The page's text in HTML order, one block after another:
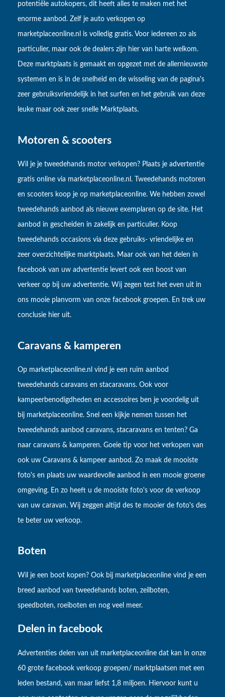
potentiële autokopers, dit heeft alles te maken met het
enorme aanbod. Zelf je auto verkopen op
marketplaceonline.nl is volledig gratis. Voor iedereen zo als
particulier, maar ook de dealers zijn hier van harte welkom.
Deze marktplaats is gemaakt en opgezet met de allernieuwste
systemen en is in de snelheid en de wisseling van de pagina's
zeer gebruiksvriendelijk in het surfen en het gebruik van deze
leuke maar ook zeer snelle Marktplaats.
Motoren & scooters
Wil je je tweedehands motor verkopen? Plaats je advertentie
gratis online via marketplaceonline.nl. Tweedehands motoren
en scooters koop je op marketplaceonline. We hebben zowel
tweedehands aanbod als nieuwe exemplaren op de site. Het
aanbod in gescheiden in zakelijk en particulier. Koop
tweedehands occasions via deze gebruiks- vriendelijke en
zeer overzichtelijke marktplaats. Maar ook van het delen in
facebook van uw advertentie levert ook een boost van
verkeer op bij uw advertentie. Wij zegen test het even uit in
ons mooie planvorm van onze facebook groepen. En trek uw
conclusie hier uit.
Caravans & kamperen
Op marketplaceonline.nl vind je een ruim aanbod
tweedehands caravans en stacaravans. Ook voor
kampeerbenodigdheden en accessoires ben je voordelig uit
bij marketplaceonline. Snel een kijkje nemen tussen het
tweedehands aanbod caravans, stacaravans en tenten? Ga
naar caravans & kamperen. Goeie tip voor het verkopen van
ook uw Caravans & kampeer aanbod. Zo maak de mooiste
foto's en plaats uw waardevolle aanbod in een mooie groene
omgeving. En zo heeft u de mooiste foto's voor de verkoop
van uw caravan. Wij zeggen altijd des te mooier de foto's des
te beter uw verkoop.
Boten
Wil je een boot kopen? Ook bij marketplaceonline vind je een
breed aanbod van tweedehands boten, zeilboten,
speedboten, roeiboten en nog veel meer.
Delen in facebook
Advertenties delen van uit marketplaceonline dat kan in onze
60 grote facebook verkoop groepen/ marktplaatsen met een
leden bestand, van maar liefst 1,8 miljoen. Hiervoor kunt u